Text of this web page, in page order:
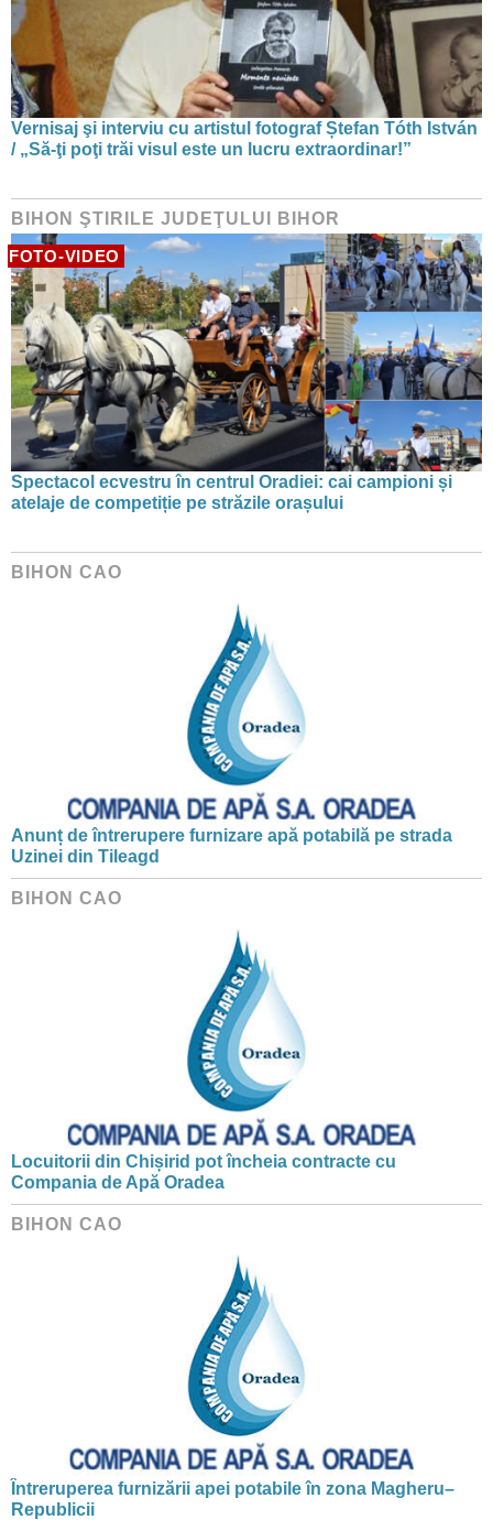
Vernisaj şi interviu cu artistul fotograf Ștefan Tóth István
/ „Să-ţi poţi trăi visul este un lucru extraordinar!”
BIHON ŞTIRILE JUDEŢULUI BIHOR
FOTO-VIDEO
Spectacol ecvestru în centrul Oradiei: cai campioni și
atelaje de competiție pe străzile orașului
BIHON CAO
Anunț de întrerupere furnizare apă potabilă pe strada
Uzinei din Tileagd
BIHON CAO
Locuitorii din Chișirid pot încheia contracte cu
Compania de Apă Oradea
BIHON CAO
Întreruperea furnizării apei potabile în zona Magheru–
Republicii